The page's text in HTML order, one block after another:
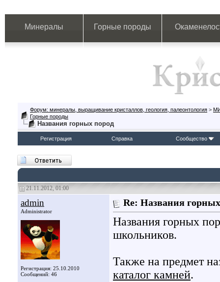
Минералы Горные породы
Форум: минералы, выращивание кристаллов, геология, палеонтология >
Горные породы
Названия горных пород
Регистрация Справка Сообщество
21.11.2012, 01:00
admin
Administrator
Регистрация: 25.10.2010
Сообщений: 46
Re: Названия
Названия горных
школьников.
Также на предмет
каталог камней.